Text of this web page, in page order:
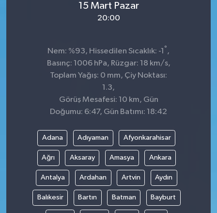
15 Mart Pazar
20:00
Nem: %93, Hissedilen Sıcaklık: -1 ° ,
Basınç: 1006 hPa, Rüzgar: 18 km/s,
Toplam Yağış: 0 mm, Çiy Noktası:
1.3,
Görüş Mesafesi: 10 km, Gün
Doğumu: 6:47, Gün Batımı: 18:42
Adana Adıyaman Afyonkarahisar
Ağrı Aksaray Amasya Ankara
Antalya Ardahan Artvin Aydın
Balıkesir Bartın Batman Bayburt